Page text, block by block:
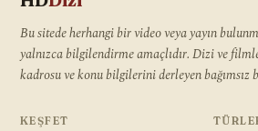
Bu sitede herhangi bir video veya yayın
yalnızca bilgilendirme amaçlıdır. Dizi ve
kadrosu ve konu bilgilerini derleyen bağımsız
KEŞFET